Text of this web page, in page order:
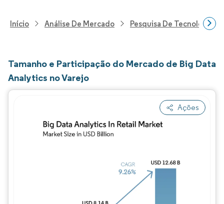
Início Análise De Mercado Pesquisa De Tecnologia,
Tamanho e Participação do Mercado de Big Data
Analytics no Varejo
Ações